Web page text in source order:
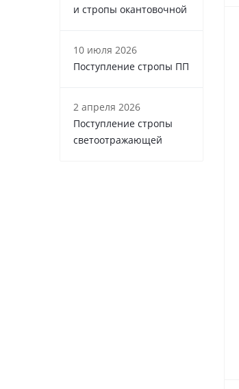
и стропы окантовочной
10 июля 2026
Поступление стропы ПП
2 апреля 2026
Поступление стропы
светоотражающей